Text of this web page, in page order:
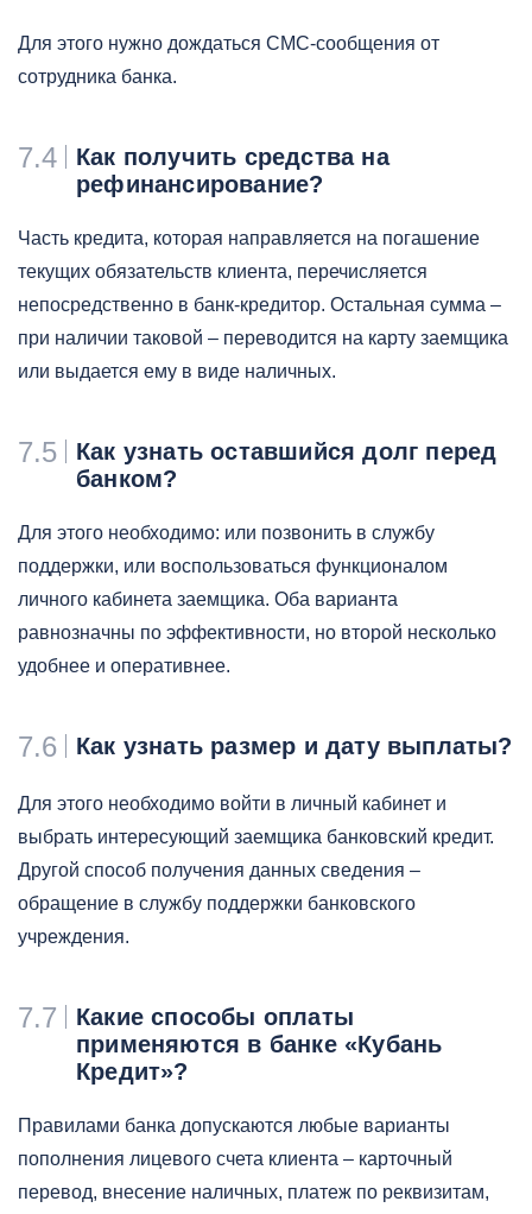
Для этого нужно дождаться СМС-сообщения от
сотрудника банка.
7.4
Как получить средства на
рефинансирование?
Часть кредита, которая направляется на погашение
текущих обязательств клиента, перечисляется
непосредственно в банк-кредитор. Остальная сумма –
при наличии таковой – переводится на карту заемщика
или выдается ему в виде наличных.
7.5
Как узнать оставшийся долг перед
банком?
Для этого необходимо: или позвонить в службу
поддержки, или воспользоваться функционалом
личного кабинета заемщика. Оба варианта
равнозначны по эффективности, но второй несколько
удобнее и оперативнее.
7.6 Как узнать размер и дату выплаты?
Для этого необходимо войти в личный кабинет и
выбрать интересующий заемщика банковский кредит.
Другой способ получения данных сведения –
обращение в службу поддержки банковского
учреждения.
7.7
Какие способы оплаты
применяются в банке «Кубань
Кредит»?
Правилами банка допускаются любые варианты
пополнения лицевого счета клиента – карточный
перевод, внесение наличных, платеж по реквизитам,